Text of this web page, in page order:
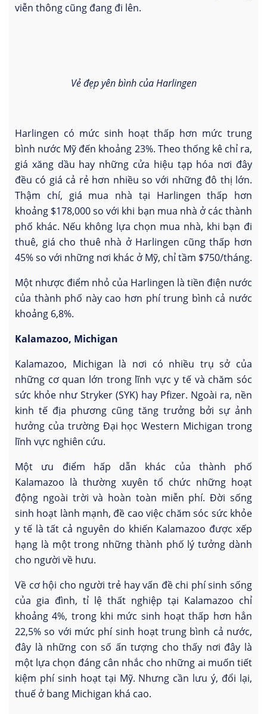
viễn thông cũng đang đi lên.
Vẻ đẹp yên bình của Harlingen
Harlingen có mức sinh hoạt thấp hơn mức trung
bình nước Mỹ đến khoảng 23%. Theo thống kê chỉ ra,
giá xăng dầu hay những cửa hiệu tạp hóa nơi đây
đều có giá cả rẻ hơn nhiều so với những đô thị lớn.
Thậm chí, giá mua nhà tại Harlingen thấp hơn
khoảng $178,000 so với khi bạn mua nhà ở các thành
phố khác. Nếu không lựa chọn mua nhà, khi bạn đi
thuê, giá cho thuê nhà ở Harlingen cũng thấp hơn
45% so với những nơi khác ở Mỹ, chỉ tầm $750/tháng.
Một nhược điểm nhỏ của Harlingen là tiền điện nước
của thành phố này cao hơn phí trung bình cả nước
khoảng 6,8%.
Kalamazoo, Michigan
Kalamazoo, Michigan là nơi có nhiều trụ sở của
những cơ quan lớn trong lĩnh vực y tế và chăm sóc
sức khỏe như Stryker (SYK) hay Pfizer. Ngoài ra, nền
kinh tế địa phương cũng tăng trưởng bởi sự ảnh
hưởng của trường Đại học Western Michigan trong
lĩnh vực nghiên cứu.
Một ưu điểm hấp dẫn khác của thành phố
Kalamazoo là thường xuyên tổ chức những hoạt
động ngoài trời và hoàn toàn miễn phí. Đời sống
sinh hoạt lành mạnh, đề cao việc chăm sóc sức khỏe
y tế là tất cả nguyên do khiến Kalamazoo được xếp
hạng là một trong những thành phố lý tưởng dành
cho người về hưu.
Về cơ hội cho người trẻ hay vấn đề chi phí sinh sống
của gia đình, tỉ lệ thất nghiệp tại Kalamazoo chỉ
khoảng 4%, trong khi mức sinh hoạt thấp hơn hẳn
22,5% so với mức phí sinh hoạt trung bình cả nước,
đây là những con số ấn tượng cho thấy nơi đây là
một lựa chọn đáng cân nhắc cho những ai muốn tiết
kiệm phí sinh hoạt tại Mỹ. Nhưng cần lưu ý, đổi lại,
thuế ở bang Michigan khá cao.